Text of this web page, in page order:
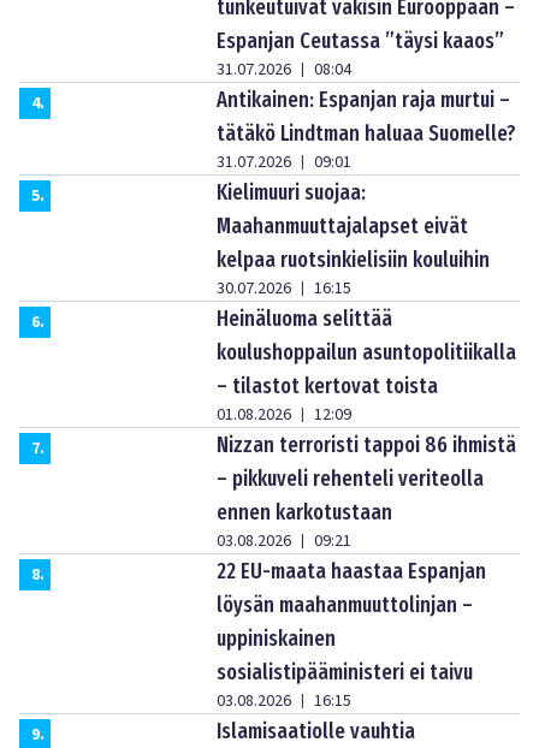
tunkeutuivat väkisin Eurooppaan –
Espanjan Ceutassa ”täysi kaaos”
31.07.2026 | 08:04
4.
Antikainen: Espanjan raja murtui –
tätäkö Lindtman haluaa Suomelle?
31.07.2026 | 09:01
5.
Kielimuuri suojaa:
Maahanmuuttajalapset eivät
kelpaa ruotsinkielisiin kouluihin
30.07.2026 | 16:15
6.
Heinäluoma selittää
koulushoppailun asuntopolitiikalla
– tilastot kertovat toista
01.08.2026 | 12:09
7.
Nizzan terroristi tappoi 86 ihmistä
– pikkuveli rehenteli veriteolla
ennen karkotustaan
03.08.2026 | 09:21
8.
22 EU-maata haastaa Espanjan
löysän maahanmuuttolinjan –
uppiniskainen
sosialistipääministeri ei taivu
03.08.2026 | 16:15
9.
Islamisaatiolle vauhtia